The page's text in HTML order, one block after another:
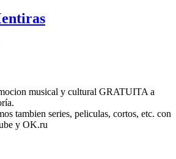
musical y cultural GRATUITA a
tambien series, peliculas, cortos, etc. con
y OK.ru